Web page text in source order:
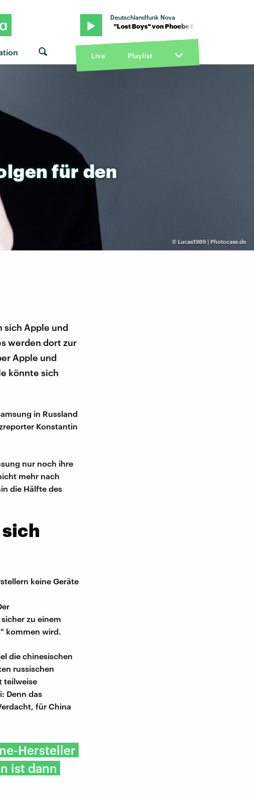
Deutschlandfunk Nova
Phoebe Bridgers · "Lost Boys" von Phoebe Bridgers · "Lost Boys" von
Live Playlist
© Lucas1989 | Photocase.de
für den
sich Apple und
werden dort zur
Apple und
könnte sich
in Russland
Konstantin
nur noch ihre
mehr nach
die Hälfte des
keine Geräte
zu einem
kommen wird.
die chinesischen
russischen
teilweise
Denn das
für China
Hersteller
ist dann